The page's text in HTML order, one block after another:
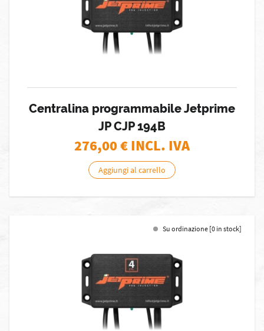
Centralina programmabile Jetprime
JP CJP 194B
276,00€ INCL. IVA
Aggiungi al carrello
Su ordinazione [0 in stock]